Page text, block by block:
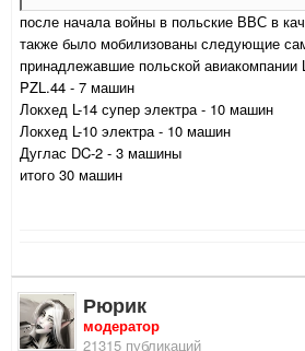
после начала войны в польские ВВС в
также было мобилизованы следующие
принадлежавшие польской авиакомпании
PZL.44 - 7 машин
Локхед L-14 супер электра - 10 машин
Локхед L-10 электра - 10 машин
Дуглас DC-2 - 3 машины
итого 30 машин
Рюрик
модератор
21315 публикаций